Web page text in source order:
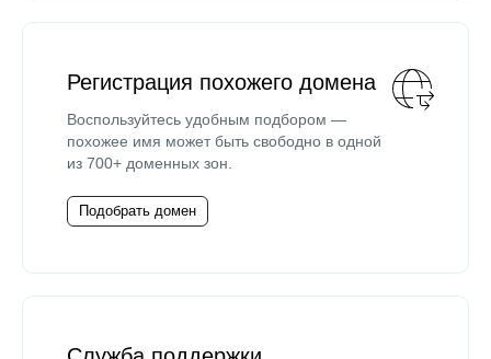
Регистрация похожего домена
Воспользуйтесь удобным подбором —
похожее имя может быть свободно в одной
из 700+ доменных зон.
Подобрать домен